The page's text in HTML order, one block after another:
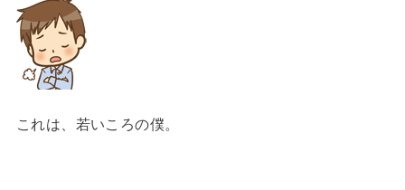
これは、若いころの僕。